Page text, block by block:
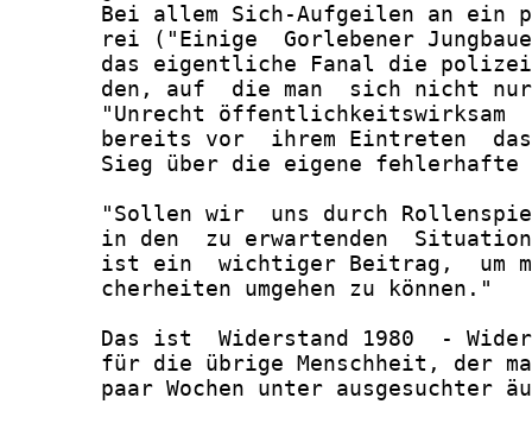
Bei allem Sich-Aufgeilen an ein
rei ("Einige  Gorlebener
das eigentliche Fanal die
den, auf  die man  sich nicht
"Unrecht öffentlichkeitswirksam
bereits vor  ihrem Eintreten
Sieg über die eigene fehlerhafte
"Sollen wir  uns durch
in den  zu erwartenden
ist ein  wichtiger Beitrag,  um
       cherheiten umgehen zu können."
Das ist  Widerstand 1980  -
für die übrige Menschheit, der
paar Wochen unter ausgesuchter